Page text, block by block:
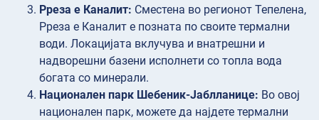
Рреза е Каналит: Сместена во регионот Тепелена,
Рреза е Каналит е позната по своите термални
води. Локацијата вклучува и внатрешни и
надворешни базени исполнети со топла вода
богата со минерали.
Национален парк Шебеник-Јаблланице: Во овој
национален парк, можете да најдете термални